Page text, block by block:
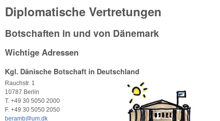
Diplomatische Vertretungen
Botschaften in und von Dänemark
Wichtige Adressen
Kgl. Dänische Botschaft in Deutschland
Rauchstr. 1
10787 Berlin
T. +49 30 5050 2000
F. +49 30 5050 2050
beramb@um.dk